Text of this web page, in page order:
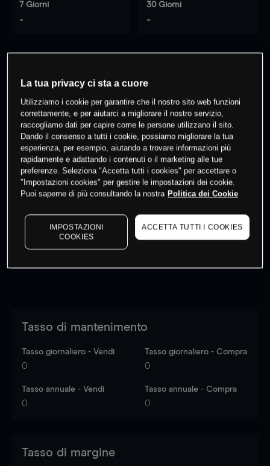
7 Giorni
-
30 Giorni
-
questo prodotto
Fai trading
Log into see latest market data
Tasso di mantenimento
Tasso giornaliero - Vendi
0
Tasso giornaliero - Compra
0
Tasso annuale - Vendi
0
Tasso annuale - Compra
0
Tasso di margine
La tua privacy ci sta a cuore
Utilizziamo i cookie per garantire che il nostro sito web funzioni
correttamente, e per aiutarci a migliorare il nostro servizio,
raccogliamo dati per capire come le persone utilizzano il sito.
Dando il consenso a tutti i cookie, possiamo migliorare la tua
esperienza, per esempio, aiutando a trovare informazioni più
rapidamente e adattando i contenuti o il marketing alle tue
preferenze. Seleziona "Accetta tutti i cookies" per accettare o
"Impostazioni cookies" per gestire le impostazioni dei cookie.
Puoi saperne di più consultando la nostra Politica dei Cookie
IMPOSTAZIONI
COOKIES
ACCETTA TUTTI I COOKIES